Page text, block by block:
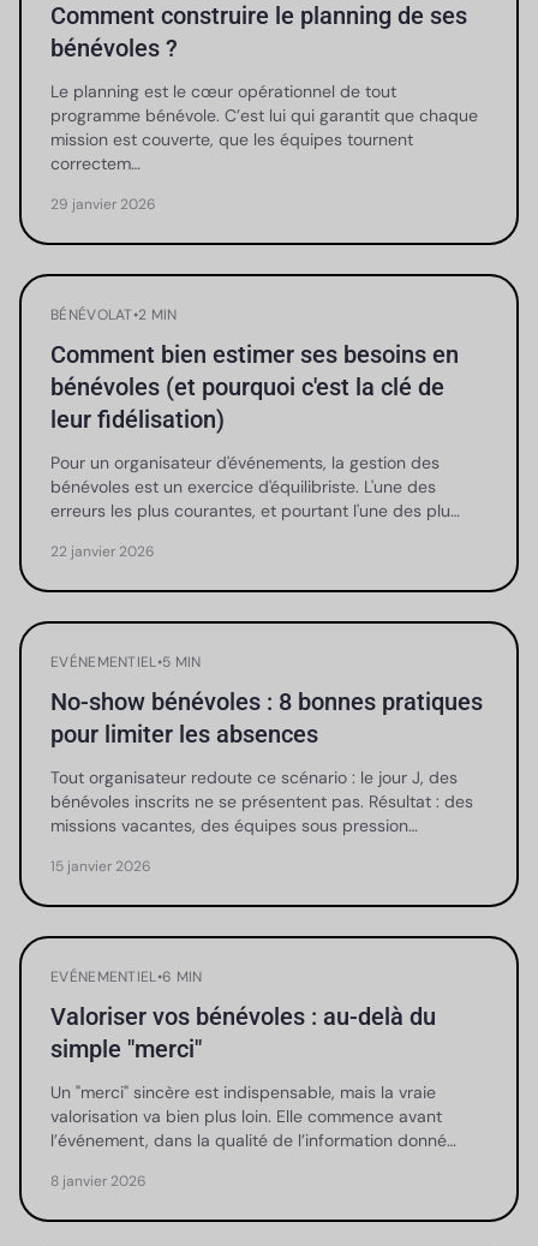
Comment construire le planning de ses
bénévoles ?
Le planning est le cœur opérationnel de tout
programme bénévole. C’est lui qui garantit que chaque
mission est couverte, que les équipes tournent
correctem…
29 janvier 2026
BÉNÉVOLAT•2 MIN
Comment bien estimer ses besoins en
bénévoles (et pourquoi c'est la clé de
leur fidélisation)
Pour un organisateur d'événements, la gestion des
bénévoles est un exercice d'équilibriste. L'une des
erreurs les plus courantes, et pourtant l'une des plu…
22 janvier 2026
EVÉNEMENTIEL•5 MIN
No-show bénévoles : 8 bonnes pratiques
pour limiter les absences
Tout organisateur redoute ce scénario : le jour J, des
bénévoles inscrits ne se présentent pas. Résultat : des
missions vacantes, des équipes sous pression…
15 janvier 2026
EVÉNEMENTIEL•6 MIN
Valoriser vos bénévoles : au-delà du
simple "merci"
Un "merci" sincère est indispensable, mais la vraie
valorisation va bien plus loin. Elle commence avant
l’événement, dans la qualité de l’information donné…
8 janvier 2026